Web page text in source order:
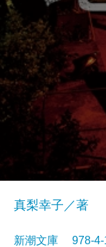
真梨幸子／著
新潮文庫 978-